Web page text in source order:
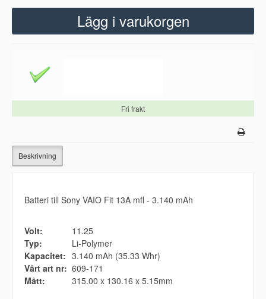
Fri frakt
Beskrivning
Batteri till Sony VAIO Fit 13A mfl - 3.140 mAh
Volt:
11.25
Typ:
Li-Polymer
Kapacitet: 3.140 mAh (35.33 Whr)
Vårt art nr: 609-171
Mått:
315.00 x 130.16 x 5.15mm